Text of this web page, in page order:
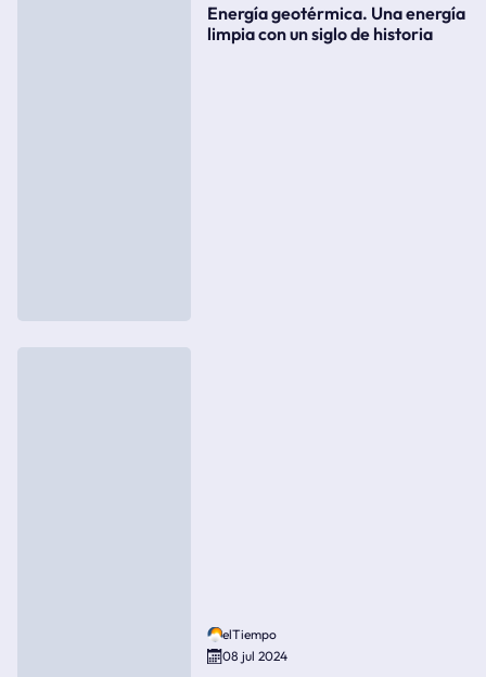
Energía geotérmica. Una energía
limpia con un siglo de historia
elTiempo
08 jul 2024